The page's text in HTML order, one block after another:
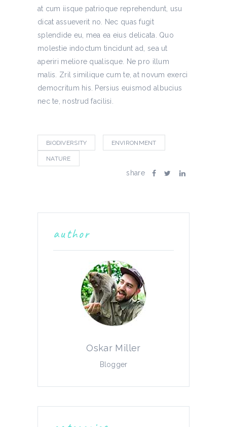
at cum iisque patrioque reprehendunt, usu
dicat assueverit no. Nec quas fugit
splendide eu, mea ea eius delicata. Quo
molestie indoctum tincidunt ad, sea ut
aperiri meliore qualisque. Ne pro illum
malis. Zril similique cum te, at novum exerci
democritum his. Persius euismod albucius
nec te, nostrud facilisi.
BIODIVERSITY ENVIRONMENT
NATURE
share
author
Oskar Miller
Blogger